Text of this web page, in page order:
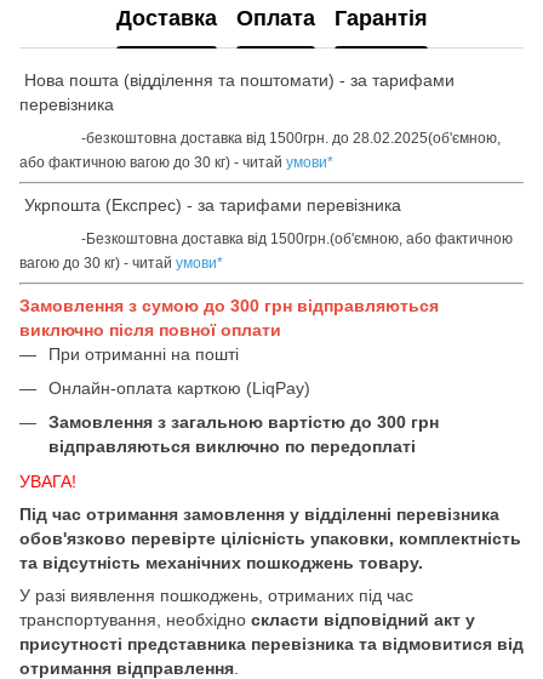
Доставка Оплата Гарантія
Нова пошта (відділення та поштомати) - за тарифами
перевізника
-безкоштовна доставка від 1500грн. до 28.02.2025(об'ємною,
або фактичною вагою до 30 кг) - читай умови*
Укрпошта (Експрес) - за тарифами перевізника
-Безкоштовна доставка від 1500грн.(об'ємною, або фактичною
вагою до 30 кг) - читай умови*
Замовлення з сумою до 300 грн відправляються
виключно після повної оплати
При отриманні на пошті
Онлайн-оплата карткою (LiqPay)
Замовлення з загальною вартістю до 300 грн
відправляються виключно по передоплаті
УВАГА!
Під час отримання замовлення у відділенні перевізника
обов'язково перевірте цілісність упаковки, комплектність
та відсутність механічних пошкоджень товару.
У разі виявлення пошкоджень, отриманих під час
транспортування, необхідно скласти відповідний акт у
присутності представника перевізника та відмовитися від
отримання відправлення